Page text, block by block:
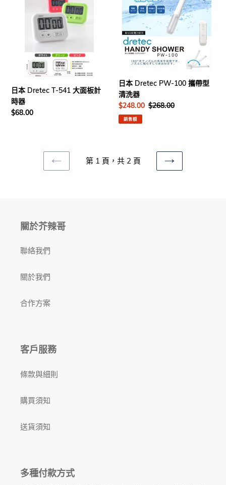
器
日本 Dretec T-541 大面板計
時器
定
$68.00
Dretec
PW-
攜
帶
洗
器
日本 Dretec PW-100 攜帶型
清洗器
售
價
$248.00 定
$268.00
銷售額
上
第 1 頁，共 2 頁
下
關於芥辣哥
聯絡我們
關於我們
合作方案
客戶服務
條款與細則
購買須知
送貨須知
多種付款方式